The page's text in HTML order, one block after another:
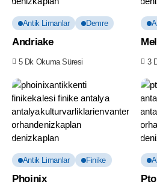
Antik Limanlar Demre
Andriake
5 Dk Okuma Süresi 3
Antik Limanlar Finike
Phoinix